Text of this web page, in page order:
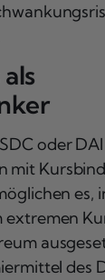
oder
mit
es,
extremen
des